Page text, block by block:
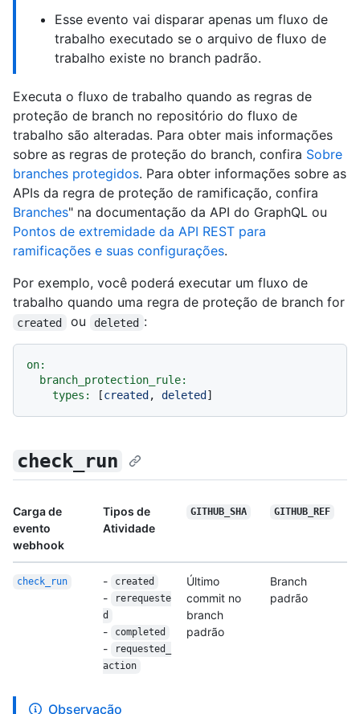
Esse evento vai disparar apenas um fluxo de
trabalho executado se o arquivo de fluxo de
trabalho existe no branch padrão.
Executa o fluxo de trabalho quando as regras de
proteção de branch no repositório do fluxo de
trabalho são alteradas. Para obter mais informações
sobre as regras de proteção do branch, confira Sobre
branches protegidos. Para obter informações sobre as
APIs da regra de proteção de ramificação, confira
Branches" na documentação da API do GraphQL ou
Pontos de extremidade da API REST para
ramificações e suas configurações.
Por exemplo, você poderá executar um fluxo de
trabalho quando uma regra de proteção de branch for
created ou deleted :
on:
branch_protection_rule:
types:
[created , deleted
check_run
Carga de
evento
webhook
Tipos de
Atividade
GITHUB_SHA GITHUB_REF
check_run - created
-
rerequeste
d
- completed
-
requested_
action
Último
commit no
branch
padrão
Branch
padrão
Observação